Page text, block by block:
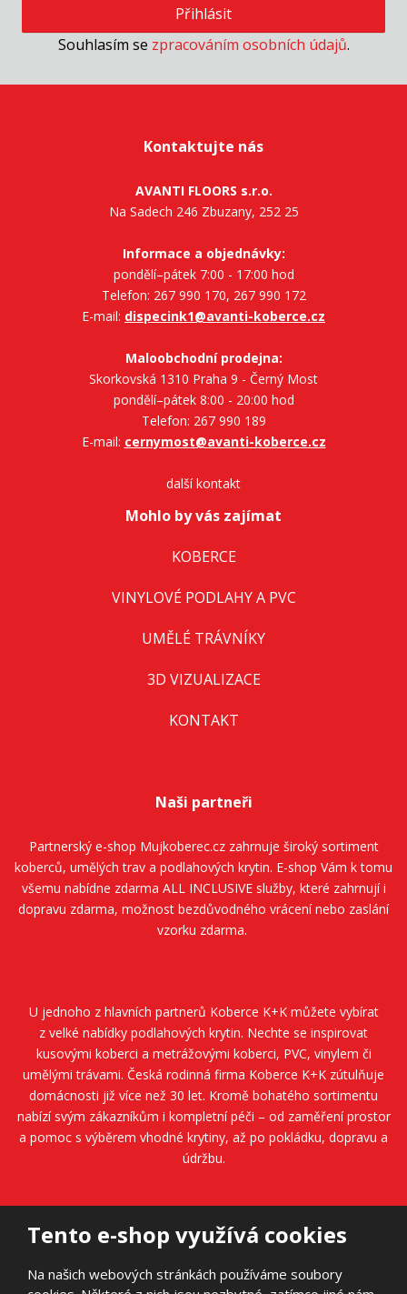
Tento e-shop využívá cookies
Na našich webových stránkách používáme soubory
Přihlásit
Souhlasím se zpracováním osobních údajů.
Kontaktujte nás
AVANTI FLOORS s.r.o.
Na Sadech 246 Zbuzany, 252 25
Informace a objednávky:
pondělí–pátek 7:00 - 17:00 hod
Telefon: 267 990 170, 267 990 172
E-mail: dispecink1@avanti-koberce.cz
Maloobchodní prodejna:
Skorkovská 1310 Praha 9 - Černý Most
pondělí–pátek 8:00 - 20:00 hod
Telefon: 267 990 189
E-mail: cernymost@avanti-koberce.cz
další kontakt
Mohlo by vás zajímat
KOBERCE
VINYLOVÉ PODLAHY A PVC
UMĚLÉ TRÁVNÍKY
3D VIZUALIZACE
KONTAKT
Naši partneři
Partnerský e-shop Mujkoberec.czzahrnuje široký sortiment
koberců, umělých trav a podlahových krytin. E-shop Vám k tomu
všemu nabídne zdarma ALL INCLUSIVE služby, které zahrnují i
dopravu zdarma, možnost bezdůvodného vrácení nebo zaslání
vzorku zdarma.
U jednoho z hlavních partnerů Koberce K+Kmůžete vybírat
z velké nabídky podlahových krytin. Nechte se inspirovat
kusovými koberci a metrážovými koberci, PVC, vinylem či
umělými trávami. Česká rodinná firma Koberce K+K zútulňuje
domácnosti již více než 30 let. Kromě bohatého sortimentu
nabízí svým zákazníkům i kompletní péči – od zaměření prostor
a pomoc s výběrem vhodné krytiny, až po pokládku, dopravu a
údržbu.